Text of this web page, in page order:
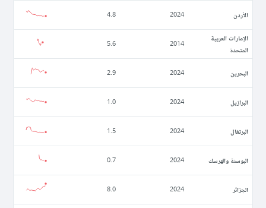
الأردن 2024
4.8
الإمارات العربية
المتحدة
2014
5.6
البحرين 2024
2.9
البرازيل 2024
1.0
البرتغال 2024
1.5
البوسنة والهرسك 2024
0.7
الجزائر 2024
8.0